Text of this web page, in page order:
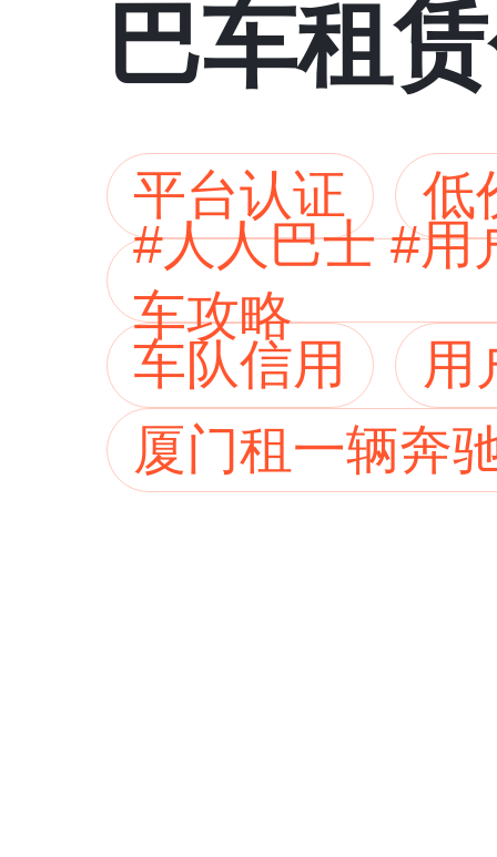
巴车租
平台认证
低
#人人巴士 #用
车攻略
车队信用
用
厦门租一辆奔